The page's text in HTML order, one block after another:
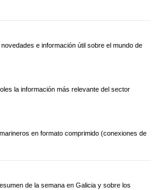
e información útil sobre el mundo de
la información más relevante del sector
en formato comprimido (conexiones de
de la semana en Galicia y sobre los